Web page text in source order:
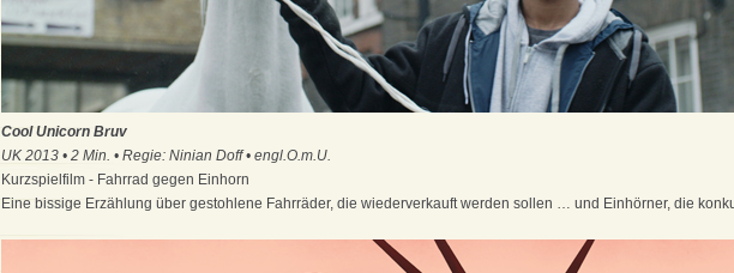
Cool Unicorn Bruv
UK 2013 • 2 Min. • Regie: Ninian Doff • engl.O.m.U.
Kurzspielfilm - Fahrrad gegen Einhorn
Eine bissige Erzählung über gestohlene Fahrräder, die wiederverkauft werden sollen … und Einhörner, die